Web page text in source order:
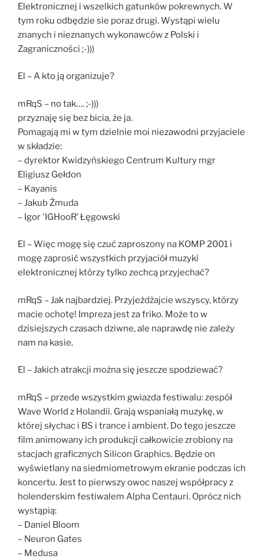
Elektronicznej i wszelkich gatunków pokrewnych. W
tym roku odbędzie sie poraz drugi. Wystąpi wielu
znanych i nieznanych wykonawców z Polski i
Zagraniczności ;-)))
El – A kto ją organizuje?
mRqS – no tak…. ;-)))
przyznaję się bez bicia, że ja.
Pomagają mi w tym dzielnie moi niezawodni przyjaciele
w składzie:
– dyrektor Kwidzyńskiego Centrum Kultury mgr
Eligiusz Gełdon
– Kayanis
– Jakub Żmuda
– Igor 'IGHooR’ Łęgowski
El – Więc mogę się czuć zaproszony na KOMP 2001 i
mogę zaprosić wszystkich przyjaciół muzyki
elektronicznej którzy tylko zechcą przyjechać?
mRqS – Jak najbardziej. Przyjeżdżajcie wszyscy, którzy
macie ochotę! Impreza jest za friko. Może to w
dzisiejszych czasach dziwne, ale naprawdę nie zależy
nam na kasie.
El – Jakich atrakcji można się jeszcze spodziewać?
mRqS – przede wszystkim gwiazda festiwalu: zespół
Wave World z Holandii. Grają wspaniałą muzykę, w
której słychac i BS i trance i ambient. Do tego jeszcze
film animowany ich produkcji całkowicie zrobiony na
stacjach graficznych Silicon Graphics. Będzie on
wyświetlany na siedmiometrowym ekranie podczas ich
koncertu. Jest to pierwszy owoc naszej współpracy z
holenderskim festiwalem Alpha Centauri. Oprócz nich
wystąpią:
– Daniel Bloom
– Neuron Gates
– Medusa